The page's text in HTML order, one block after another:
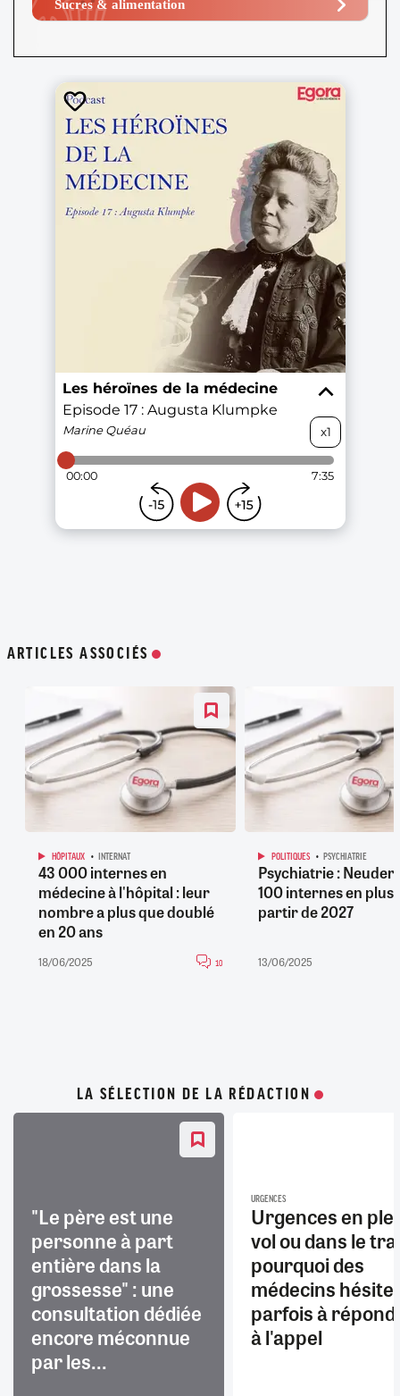
Sucres & alimentation​
ARTICLES ASSOCIÉS
HÔPITAUX INTERNAT
43 000 internes en
médecine à l'hôpital : leur
nombre a plus que doublé
en 20 ans
18/06/2025 10
POLITIQUES PSYCHIATRIE
Psychiatrie : Neuder
100 internes en plus
partir de 2027
13/06/2025
LA SÉLECTION DE LA RÉDACTION
"Le père est une
personne à part
entière dans la
grossesse" : une
consultation dédiée
encore méconnue
par les...
URGENCES
Urgences en
vol ou dans le
pourquoi des
médecins
parfois à
à l'appel